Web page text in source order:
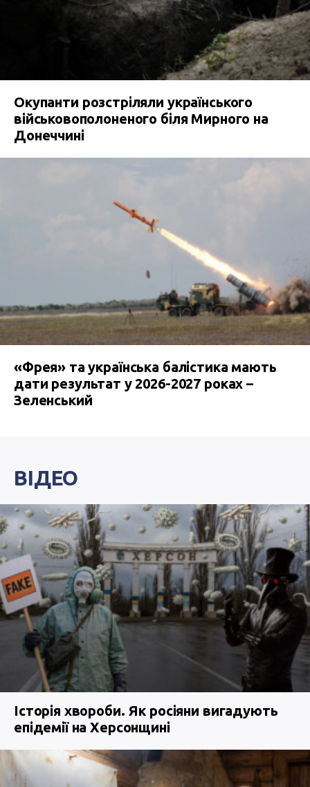
Окупанти розстріляли українського
військовополоненого біля Мирного на
Донеччині
«Фрея» та українська балістика мають
дати результат у 2026-2027 роках –
Зеленський
ВІДЕО
Історія хвороби. Як росіяни вигадують
епідемії на Херсонщині